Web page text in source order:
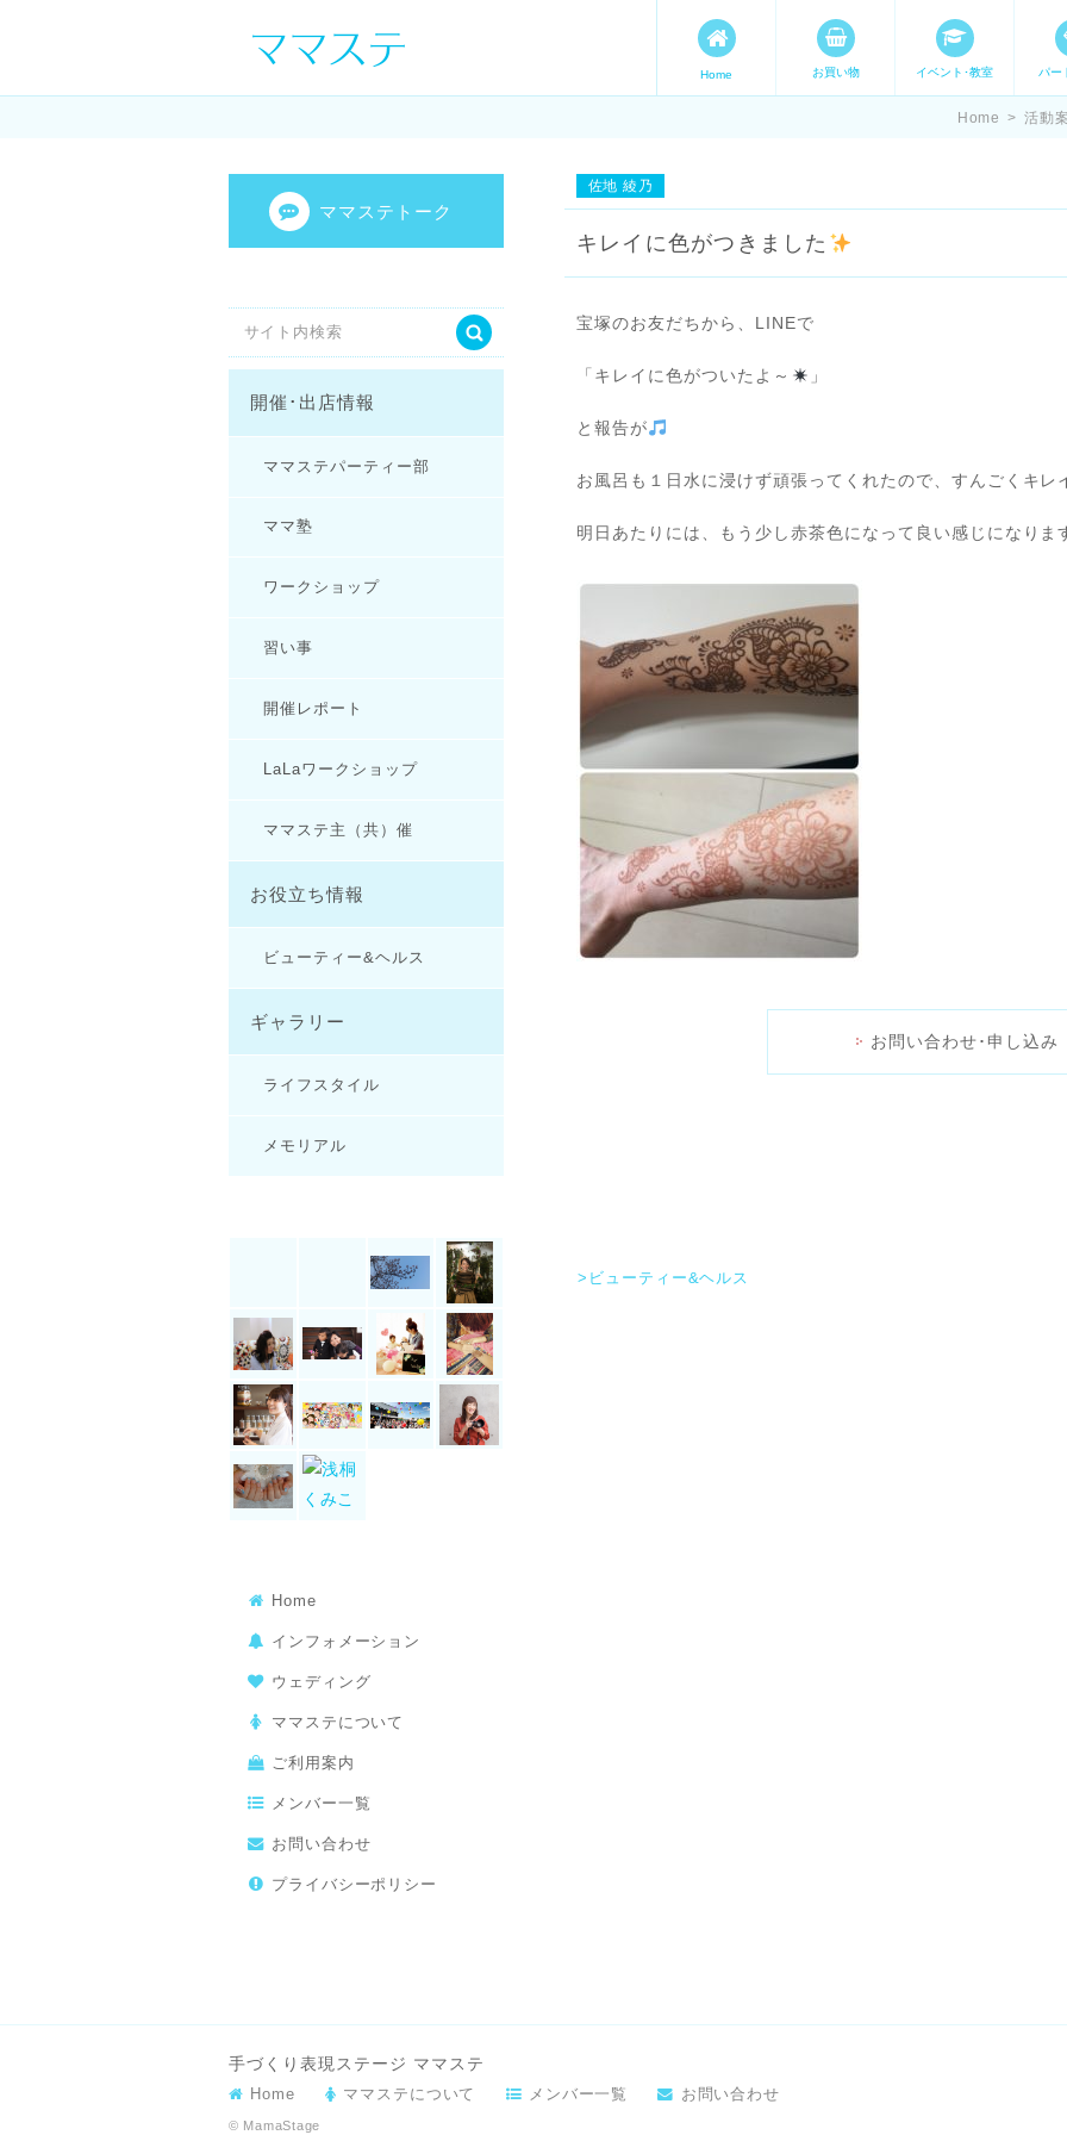
ママの才能発信します。 手づくり表現ステージ
Home お買い物 イベント･教室 パー
Home > 活動
佐地 綾乃
キレイに色がつきました
宝塚のお友だちから、LINEで
「キレイに色がついたよ～ 」
と報告が
お風呂も１日水に浸けず頑張ってくれたので、すんごくキ
明日あたりには、もう少し赤茶色になって良い感じになりま
お問い合わせ･申し込み
>ビューティー&ヘルス
ママステトーク
開催･出店情報
ママステパーティー部
ママ塾
ワークショップ
習い事
開催レポート
LaLaワークショップ
ママステ主（共）催
お役立ち情報
ビューティー&ヘルス
ギャラリー
ライフスタイル
メモリアル
Home
インフォメーション
ウェディング
ママステについて
ご利用案内
メンバー一覧
お問い合わせ
プライバシーポリシー
手づくり表現ステージ ママステ
Home ママステについて メンバー一覧 お問い合わせ
© MamaStage